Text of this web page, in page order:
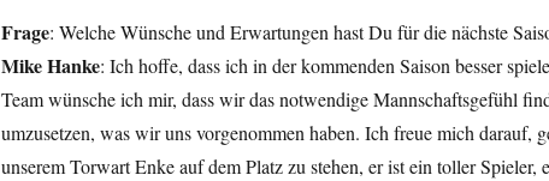
Frage: Welche Wünsche und Erwartungen hast Du für die nächste
Mike Hanke: Ich hoffe, dass ich in der kommenden Saison besser
Team wünsche ich mir, dass wir das notwendige Mannschaftsgefühl
umzusetzen, was wir uns vorgenommen haben. Ich freue mich darauf,
unserem Torwart Enke auf dem Platz zu stehen, er ist ein toller Spieler,